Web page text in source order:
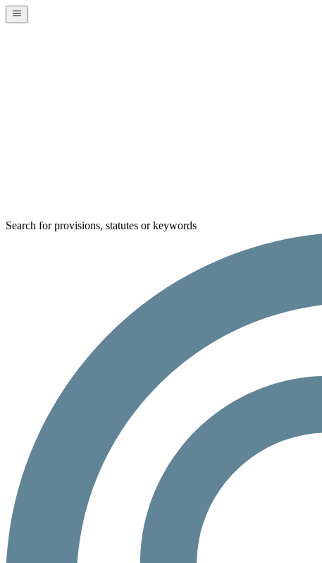
Search for provisions, statutes or keywords